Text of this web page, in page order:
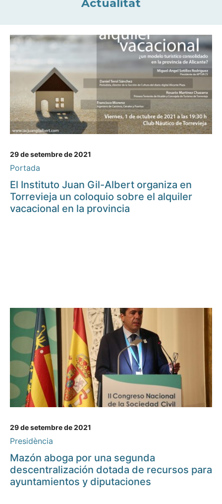
Actualitat
29 de setembre de 2021
Portada
El Instituto Juan Gil-Albert organiza en
Torrevieja un coloquio sobre el alquiler
vacacional en la provincia
29 de setembre de 2021
Presidència
Mazón aboga por una segunda
descentralización dotada de recursos para
ayuntamientos y diputaciones